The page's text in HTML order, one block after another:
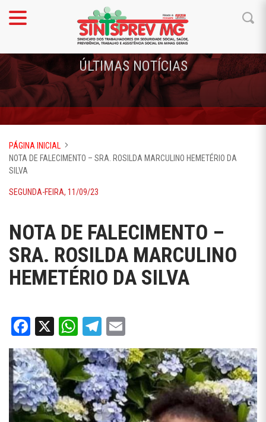
ÚLTIMAS NOTÍCIAS
PÁGINA INICIAL
NOTA DE FALECIMENTO – SRA. ROSILDA MARCULINO HEMETÉRIO DA
SILVA
SEGUNDA-FEIRA, 11/09/23
NOTA DE FALECIMENTO –
SRA. ROSILDA MARCULINO
HEMETÉRIO DA SILVA
Facebook
X WhatsApp
Telegram